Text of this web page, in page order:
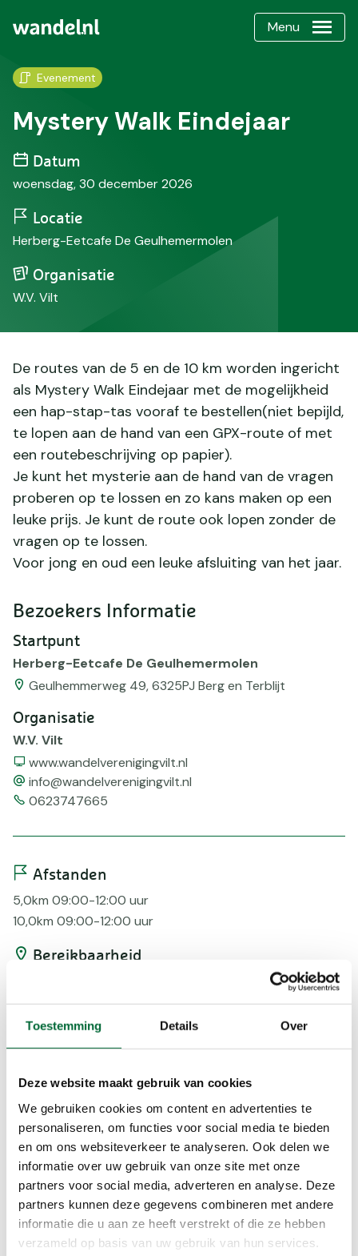
Toestemming Details Over
Deze website maakt gebruik van cookies
We gebruiken cookies om content en advertenties te
personaliseren, om functies voor social media te bieden
en om ons websiteverkeer te analyseren. Ook delen we
informatie over uw gebruik van onze site met onze
partners voor social media, adverteren en analyse. Deze
partners kunnen deze gegevens combineren met andere
informatie die u aan ze heeft verstrekt of die ze hebben
verzameld op basis van uw gebruik van hun services.
Menu
Evenement
Mystery Walk Eindejaar
Datum
woensdag, 30 december 2026
Locatie
Herberg-Eetcafe De Geulhemermolen
Organisatie
W.V. Vilt
De routes van de 5 en de 10 km worden ingericht
als Mystery Walk Eindejaar met de mogelijkheid
een hap-stap-tas vooraf te bestellen(niet bepijld,
te lopen aan de hand van een GPX-route of met
een routebeschrijving op papier).
Je kunt het mysterie aan de hand van de vragen
proberen op te lossen en zo kans maken op een
leuke prijs. Je kunt de route ook lopen zonder de
vragen op te lossen.
Voor jong en oud een leuke afsluiting van het jaar.
Bezoekers Informatie
Startpunt
Herberg-Eetcafe De Geulhemermolen
Geulhemmerweg 49, 6325PJ Berg en Terblijt
Organisatie
W.V. Vilt
Website
www.wandelverenigingvilt.nl
emailinfo@wandelverenigingvilt.nl
Telefoonnummer
0623747665
Afstanden
5,0km 09:00-12:00 uur
10,0km 09:00-12:00 uur
Bereikbaarheid
Honden, mits aangelijnd
Onverhard
Routebeschr
Rust
Verhard
Voorinschr
Beloningen
Herinnering